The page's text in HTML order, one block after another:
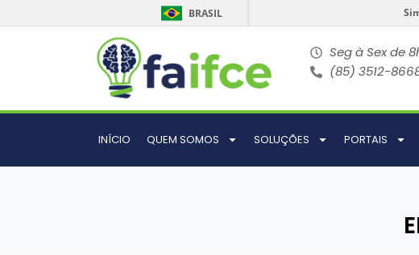
BRASIL
Seg à Sex de
(85) 3512-
INÍCIO QUEM SOMOS SOLUÇÕES PORTAIS